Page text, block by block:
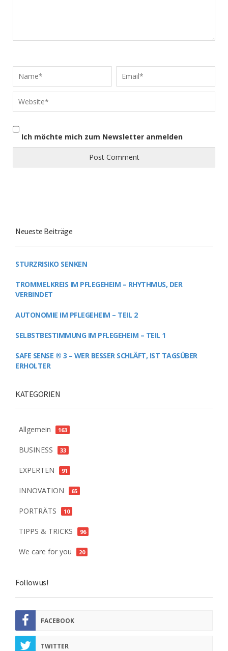
Ich möchte mich zum Newsletter anmelden
Neueste Beiträge
STURZRISIKO SENKEN
TROMMELKREIS IM PFLEGEHEIM – RHYTHMUS, DER
VERBINDET
AUTONOMIE IM PFLEGEHEIM – TEIL 2
SELBSTBESTIMMUNG IM PFLEGEHEIM – TEIL 1
SAFE SENSE ® 3 – WER BESSER SCHLÄFT, IST TAGSÜBER
ERHOLTER
KATEGORIEN
Allgemein 163
BUSINESS 33
EXPERTEN 91
INNOVATION 65
PORTRÄTS 10
TIPPS & TRICKS 96
We care for you 20
Follow us!
FACEBOOK
TWITTER